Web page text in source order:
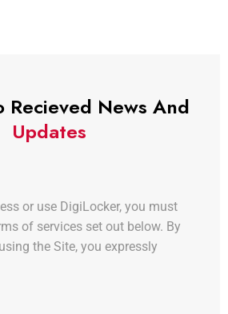
Recieved News And
Updates
or use DigiLocker, you must
of services set out below. By
the Site, you expressly